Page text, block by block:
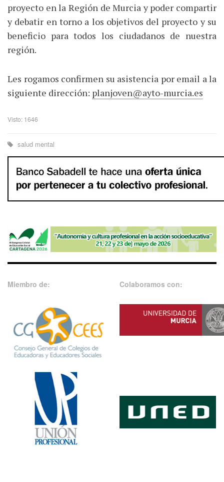
proyecto en la Región de Murcia y poder compartir
y debatir en torno a los objetivos del proyecto y su
beneficio para todos los ciudadanos de nuestra
región.
Les rogamos confirmen su asistencia por email a la
siguiente dirección: planjoven@ayto-murcia.es
Visto: 1646
salud mental
Miembro de: Colaboramos con: